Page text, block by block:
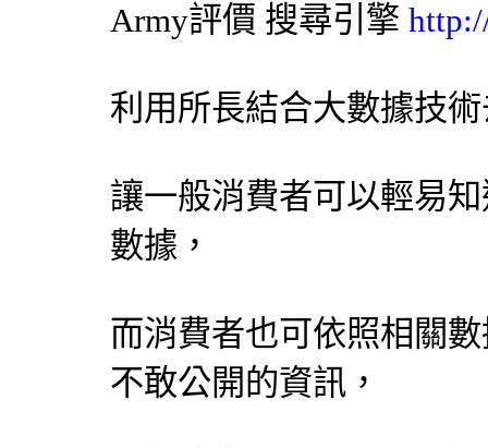
Army評價 搜尋引擎
利用所長結合大數據技
讓一般消費者可以輕易
數據，
而消費者也可依照相關
不敢公開的資訊，